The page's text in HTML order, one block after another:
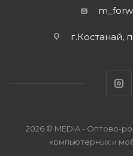
г.Костанай,
2026 © MEDIA - Оптово-
компьютерных и